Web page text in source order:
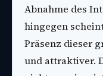
Abnahme des
hingegen
Präsenz dieser
und attraktiver.